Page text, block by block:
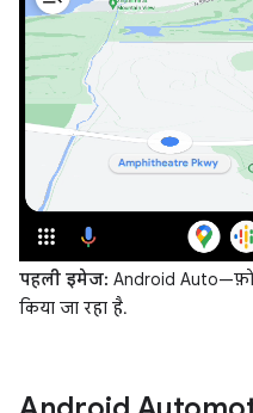
पहली इमेज: Android
किया जा रहा है.